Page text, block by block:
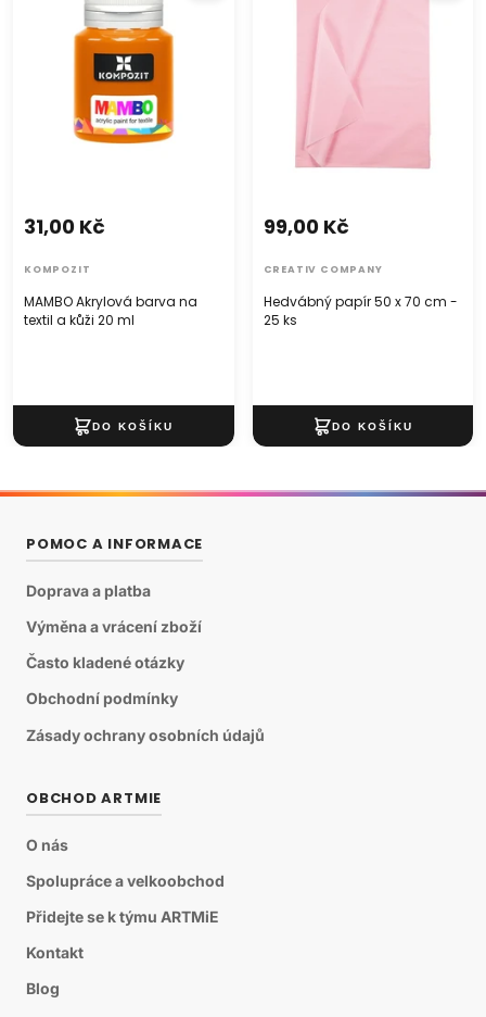
MAMBO Akrylová barva na
textil a kůži 20 ml
31,00 Kč
KOMPOZIT
Hedvábný papír 50 x 70 cm -
25 ks
99,00 Kč
CREATIV COMPANY
POMOC A INFORMACE
Doprava a platba
Výměna a vrácení zboží
Často kladené otázky
Obchodní podmínky
Zásady ochrany osobních údajů
OBCHOD ARTMIE
O nás
Spolupráce a velkoobchod
Přidejte se k týmu ARTMiE
Kontakt
Blog